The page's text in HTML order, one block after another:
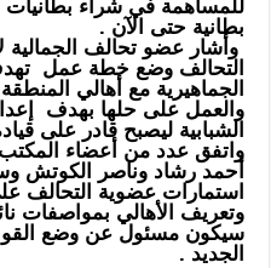
بطانية حتى الآن .
وأشار عضو تحالف الجمالية
التحالف وضع خطة عمل
الجماهيرية مع أهالي
والعمل على حلها بهدف
الشبابية ليصبح قادر على
واتفق عدد من أعضاء المكتب
أحمد رشاد وناصر الكوتش
استمارات عضوية التحالف
وتعريف الأهالي بمواصفات
سيكون مسئول عن وضع
الجديد .